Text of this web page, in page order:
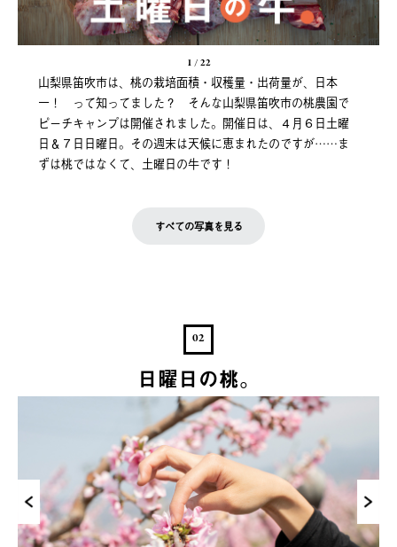
1/22
山梨県笛吹市は、桃の栽培面積・収穫量・出荷量が、日本
一！ って知ってました？ そんな山梨県笛吹市の桃農園で
ピーチキャンプは開催されました。開催日は、４月６日土曜
日＆７日日曜日。その週末は天候に恵まれたのですが……ま
ずは桃ではなくて、土曜日の牛です！
すべての写真を見る
02
日曜日の桃。